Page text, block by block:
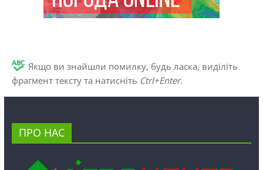
Якщо ви знайшли помилку, будь ласка, виділіть
фрагмент тексту та натисніть Ctrl+Enter.
ПРО НАС